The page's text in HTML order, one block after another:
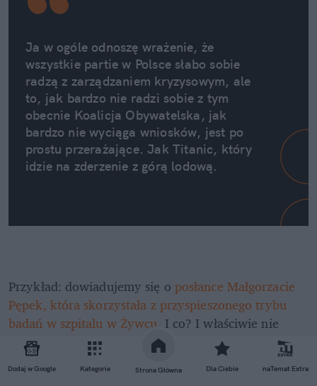
Dodaj w Google Kategorie Strona Główna Dla Ciebie naTemat Extra
Ja w ogóle odnoszę wrażenie, że
wszystkie partie w Polsce słabo sobie
radzą z zarządzaniem kryzysowym, ale
to, jak bardzo nie radzi sobie z tym
obecnie Koalicja Obywatelska, jak
bardzo nie wyciąga wniosków, jest po
prostu przerażające. Jak Titanic, który
idzie na zderzenie z górą lodową.
Przykład: dowiadujemy się o posłance Małgorzacie
Pępek, która skorzystała z przyspieszonego trybu
badań w szpitalu w Żywcu . I co? I właściwie nie
spotykają jej żadne konsekwencje. A jednocześnie ta
sama osoba wypowiada się w mediach w sposób
absolutnie zaprzeczający logice wypowiedzi